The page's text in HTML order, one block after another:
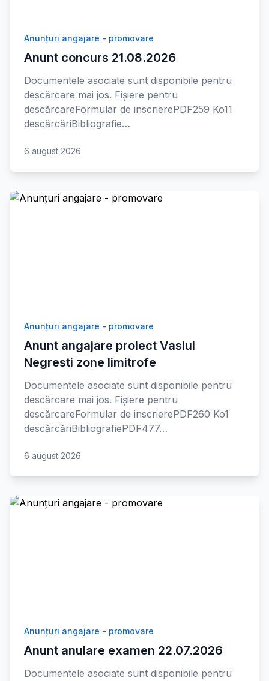
Anunțuri angajare - promovare
Anunt concurs 21.08.2026
Documentele asociate sunt disponibile pentru
descărcare mai jos. Fișiere pentru
descărcareFormular de inscrierePDF259 Ko11
descărcăriBibliografie…
6 august 2026
Anunțuri angajare - promovare
Anunt angajare proiect Vaslui
Negresti zone limitrofe
Documentele asociate sunt disponibile pentru
descărcare mai jos. Fișiere pentru
descărcareFormular de inscrierePDF260 Ko1
descărcăriBibliografiePDF477…
6 august 2026
Anunțuri angajare - promovare
Anunt anulare examen 22.07.2026
Documentele asociate sunt disponibile pentru